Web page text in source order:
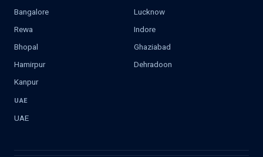
Bangalore
Lucknow
Rewa
Indore
Bhopal
Ghaziabad
Hamirpur
Dehradoon
Kanpur
UAE
UAE